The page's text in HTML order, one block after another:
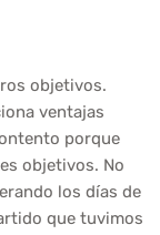
objetivos.
ventajas
porque
objetivos. No
los días de
que tuvimos